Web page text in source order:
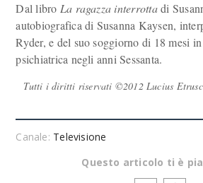
Dal libro La ragazza interrottadi
autobiografica di Susanna Kaysen,
Ryder, e del suo soggiorno di 18 mesi
psichiatrica negli anni Sessanta.
Tutti i diritti riservati ©2012 Lucius
Canale: Televisione
Questo articolo ti è